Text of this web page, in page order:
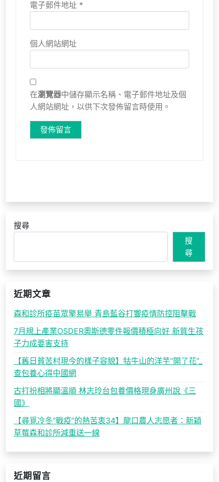
電子郵件地址 *
個人網站網址
在瀏覽器中儲存顯示名稱、電子郵件地址及個
人網站網址，以供下次發佈留言時使用。
搜尋
搜
尋
近期文章
森和診所疫苗眾擎易舉 青島藍谷打響疫情防控阻擊戰
7月規上產業OSDER奧斯德零件報價積極向好 新質生孩
子力成要害支持
【舊日貧苦村現今的樣子容貌】牯牛山的洋芋“開了花”_
查包養心得中國網
古打扮相將顯溫順 林志玲台包養價格現身廣州說《三
國》
【尋覓冷冬“戰疫”的熱苦衷34】龍口農人志愿者：新穎
草莓森和診所減重送一線
近期留言